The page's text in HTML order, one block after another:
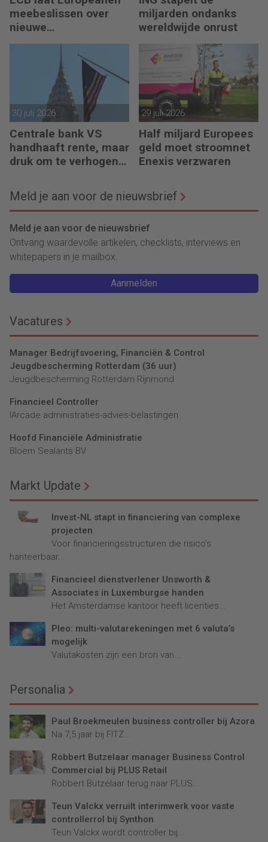
meebeslissen over
nieuwe
eurobankbiljetten
miljarden ondanks
wereldwijde onrust
30 juli 2026
Centrale bank VS
handhaaft rente, maar
druk om te verhogen
29 juli 2026
Half miljard Europees
geld moet stroomnet
Enexis verzwaren
Meld je aan voor de nieuwsbrief
Meld je aan voor de nieuwsbrief
Ontvang waardevolle artikelen, checklists, interviews en
whitepapers in je mailbox.
Aanmelden
Vacatures
Manager Bedrijfsvoering, Financiën & Control
Jeugdbescherming Rotterdam (36 uur)
Jeugdbescherming Rotterdam Rijnmond
Financieel Controller
lArcade administraties-advies-belastingen
Hoofd Financiële Administratie
Bloem Sealants BV
Markt Update
Invest-NL stapt in financiering van complexe
projecten
Voor financieringsstructuren die risico’s
hanteerbaar...
Financieel dienstverlener Unsworth &
Associates in Luxemburgse handen
Het Amsterdamse kantoor heeft licenties...
Pleo: multi-valutarekeningen met 6 valuta’s
mogelijk
Valutakosten zijn een bron van...
Personalia
Paul Broekmeulen business controller bij Azora
Na 7,5 jaar bij FITZ...
Robbert Butzelaar manager Business Control
Commercial bij PLUS Retail
Robbert Butzelaar terug naar PLUS...
Teun Valckx verruilt interimwerk voor vaste
controllerrol bij Synthon
Teun Valckx wordt controller bij...